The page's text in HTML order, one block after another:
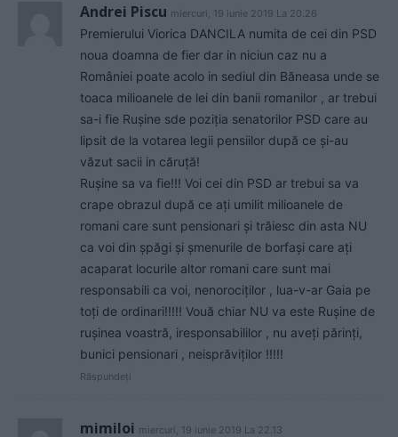
Andrei Piscu miercuri, 19 iunie 2019 La 20.26
Premierului Viorica DANCILA numita de cei din PSD
noua doamna de fier dar in niciun caz nu a
României poate acolo in sediul din Băneasa unde se
toaca milioanele de lei din banii romanilor , ar trebui
sa-i fie Rușine sde poziția senatorilor PSD care au
lipsit de la votarea legii pensiilor după ce și-au
văzut sacii in căruță!
Rușine sa va fie!!! Voi cei din PSD ar trebui sa va
crape obrazul după ce ați umilit milioanele de
romani care sunt pensionari și trăiesc din asta NU
ca voi din șpăgi și șmenurile de borfași care ați
acaparat locurile altor romani care sunt mai
responsabili ca voi, nenorociților , lua-v-ar Gaia pe
toți de ordinari!!!!! Vouă chiar NU va este Rușine de
rușinea voastră, iresponsabililor , nu aveți părinți,
bunici pensionari , neisprăviților !!!!!
Răspundeți
mimiloi miercuri, 19 iunie 2019 La 22.13